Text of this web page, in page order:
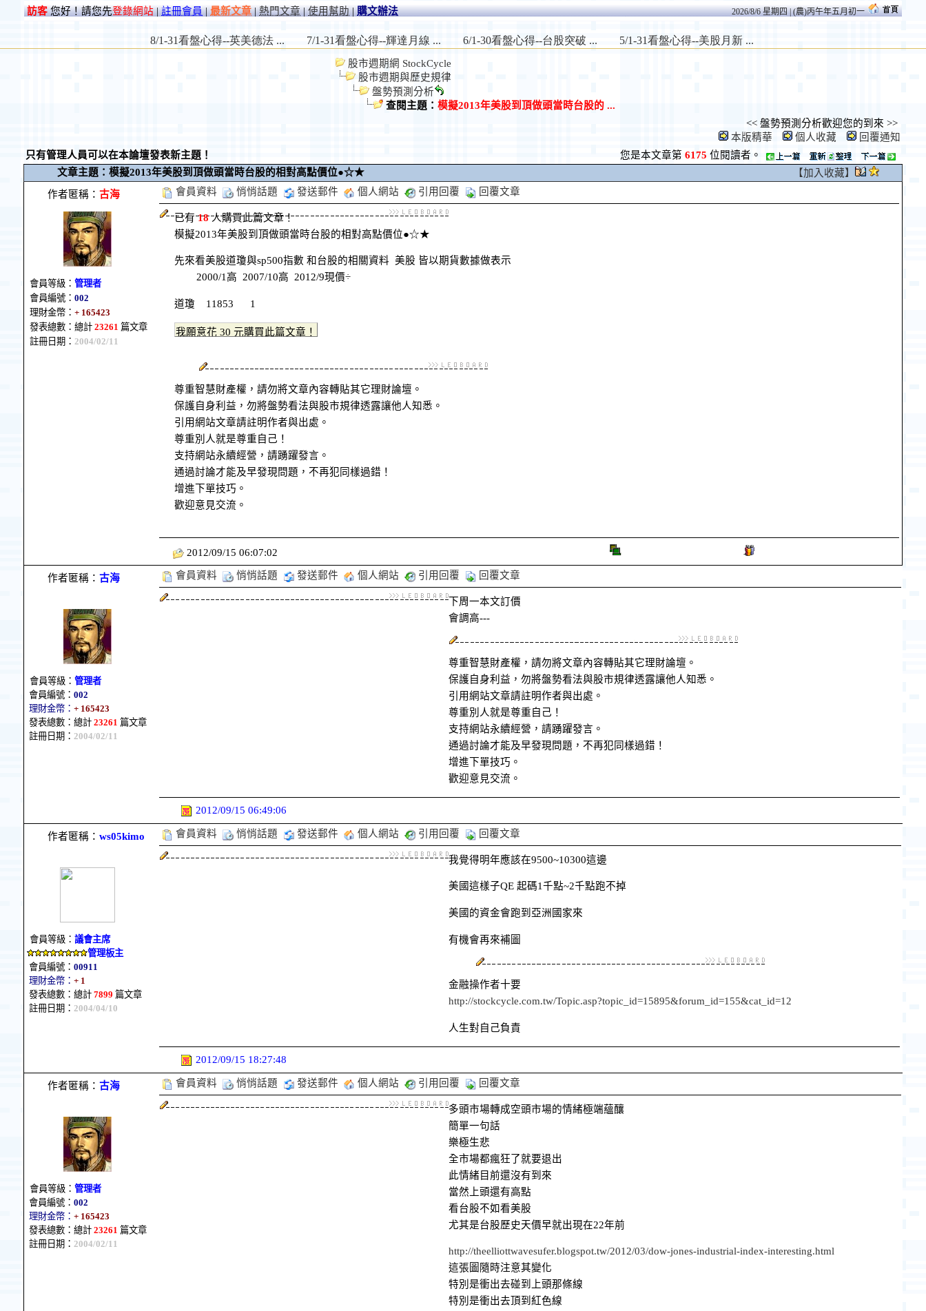
訪客您好！請您先登錄網站|註冊會員|最新文章|熱門文章|使用幫助|購文辦法 2026/8/6 星期四 | (農)丙午年五月初一
股市週期網 StockCycle
股市週期與歷史規律
盤勢預測分析
查閱主題： 模擬2013年美股到頂做頭當時台股的 ...
<< 盤勢預測分析歡迎您的到來 >>
本版精華
個人收藏
回覆通知
只有管理人員可以在本論壇發表新主題！
您是本文章第 6175 位閱讀者。
文章主題：模擬2013年美股到頂做頭當時台股的相對高點價位●☆★
【加入收藏】
作者匿稱： 古海
會員等級： 管理者
會員編號： 002
理財金幣： + 165423
發表總數：總計 23261 篇文章
註冊日期： 2004/02/11
會員資料 悄悄話題 發送郵件 個人網站 引用回覆 回覆文章
已有18人購買此篇文章！
模擬2013年美股到頂做頭當時台股的相對高點價位●☆★
先來看美股道瓊與sp500指數 和台股的相關資料 美股 皆以期貨數據做表示
2000/1高 2007/10高 2012/9現價÷
道瓊 11853 1
尊重智慧財產權，請勿將文章內容轉貼其它理財論壇。
保護自身利益，勿將盤勢看法與股市規律透露讓他人知悉。
引用網站文章請註明作者與出處。
尊重別人就是尊重自己！
支持網站永續經營，請踴躍發言。
通過討論才能及早發現問題，不再犯同樣過錯！
增進下單技巧。
歡迎意見交流。
2012/09/15 06:07:02
作者匿稱： 古海
會員等級： 管理者
會員編號： 002
理財金幣： + 165423
發表總數：總計 23261 篇文章
註冊日期： 2004/02/11
會員資料 悄悄話題 發送郵件 個人網站 引用回覆 回覆文章
下周一本文訂價
會調高---
尊重智慧財產權，請勿將文章內容轉貼其它理財論壇。
保護自身利益，勿將盤勢看法與股市規律透露讓他人知悉。
引用網站文章請註明作者與出處。
尊重別人就是尊重自己！
支持網站永續經營，請踴躍發言。
通過討論才能及早發現問題，不再犯同樣過錯！
增進下單技巧。
歡迎意見交流。
2012/09/15 06:49:06
作者匿稱： ws05kimo
會員等級： 議會主席
管理板主
會員編號： 00911
理財金幣： + 1
發表總數：總計 7899 篇文章
註冊日期： 2004/04/10
會員資料 悄悄話題 發送郵件 個人網站 引用回覆 回覆文章
我覺得明年應該在9500~10300這邊
美國這樣子QE 起碼1千點~2千點跑不掉
美國的資金會跑到亞洲國家來
有機會再來補圖
金融操作者十要
http://stockcycle.com.tw/Topic.asp?topic_id=15895&forum_id=155&cat_id=12
人生對自己負責
2012/09/15 18:27:48
作者匿稱： 古海
會員等級： 管理者
會員編號： 002
理財金幣： + 165423
發表總數：總計 23261 篇文章
註冊日期： 2004/02/11
會員資料 悄悄話題 發送郵件 個人網站 引用回覆 回覆文章
多頭市場轉成空頭市場的情緒極端蘊釀
簡單一句話
樂極生悲
全市場都瘋狂了就要退出
此情緒目前還沒有到來
當然上頭還有高點
看台股不如看美股
尤其是台股歷史天價早就出現在22年前
http://theelliottwavesufer.blogspot.tw/2012/03/dow-jones-industrial-index-interesting.html
這張圖隨時注意其變化
特別是衝出去碰到上頭那條線
特別是衝出去頂到紅色線